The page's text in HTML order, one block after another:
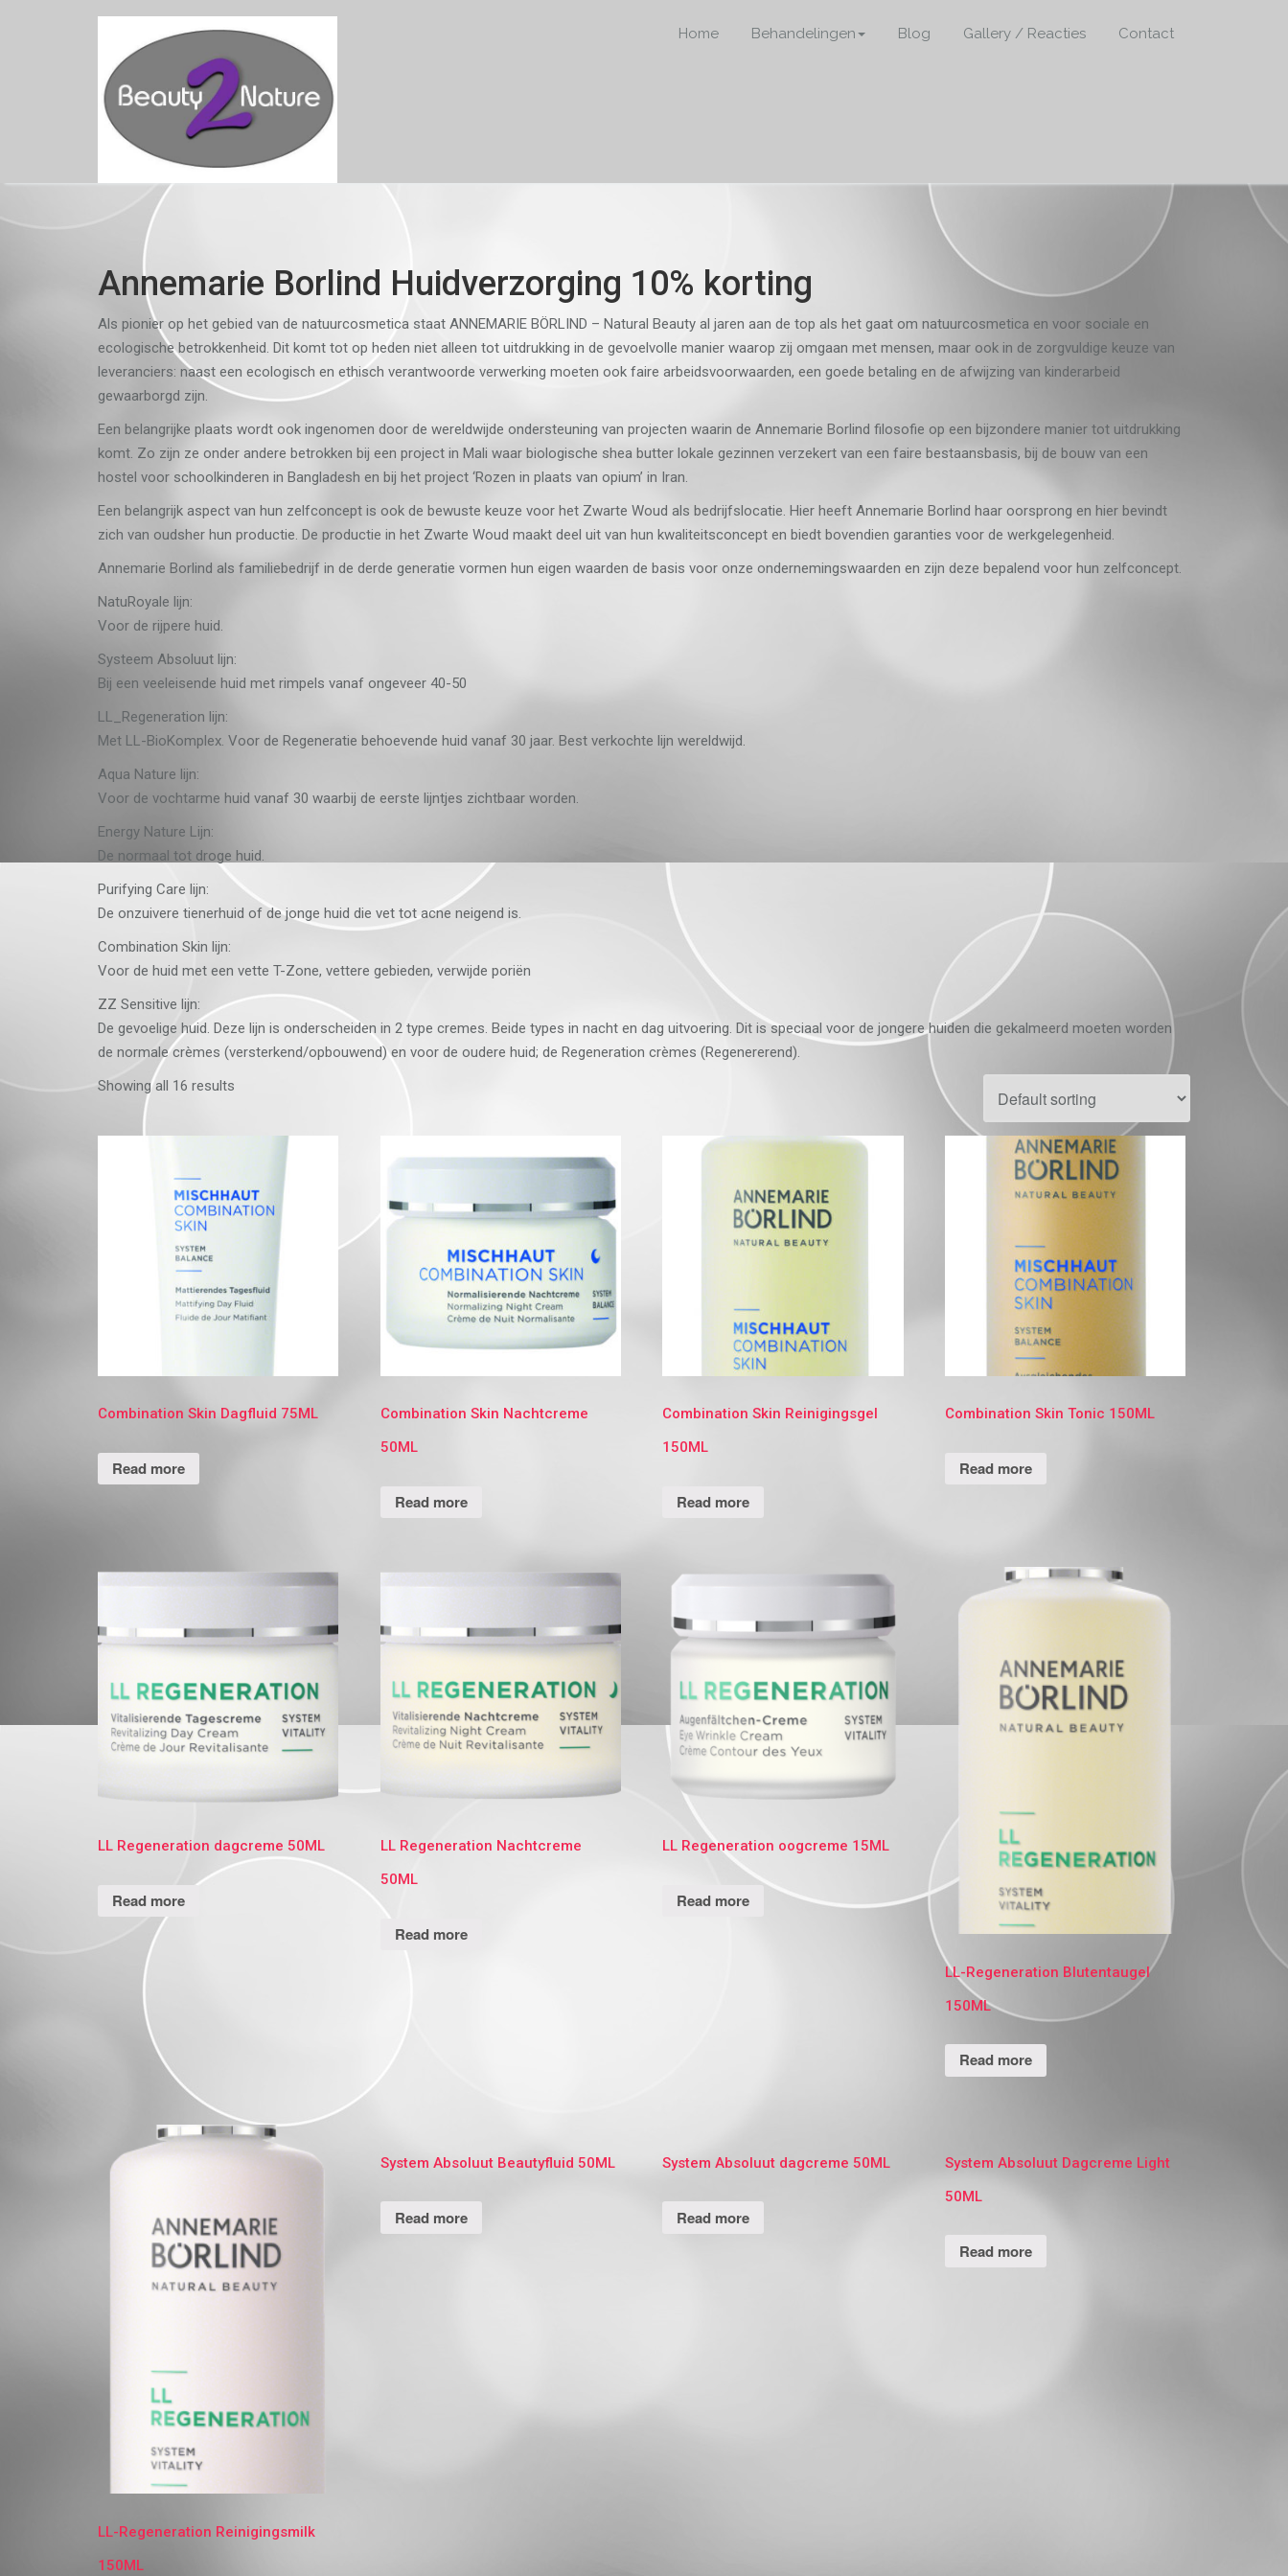
Home Behandelingen Blog Gallery / Reacties Contact
Annemarie Borlind Huidverzorging 10% korting
Als pionier op het gebied van de natuurcosmetica staat ANNEMARIE BÖRLIND – Natural Beauty al jaren aan de top als het gaat om natuurcosmetica en voor sociale en
ecologische betrokkenheid. Dit komt tot op heden niet alleen tot uitdrukking in de gevoelvolle manier waarop zij omgaan met mensen, maar ook in de zorgvuldige keuze van
leveranciers: naast een ecologisch en ethisch verantwoorde verwerking moeten ook faire arbeidsvoorwaarden, een goede betaling en de afwijzing van kinderarbeid
gewaarborgd zijn.
Een belangrijke plaats wordt ook ingenomen door de wereldwijde ondersteuning van projecten waarin de Annemarie Borlind filosofie op een bijzondere manier tot uitdrukking
komt. Zo zijn ze onder andere betrokken bij een project in Mali waar biologische shea butter lokale gezinnen verzekert van een faire bestaansbasis, bij de bouw van een
hostel voor schoolkinderen in Bangladesh en bij het project ‘Rozen in plaats van opium’ in Iran.
Een belangrijk aspect van hun zelfconcept is ook de bewuste keuze voor het Zwarte Woud als bedrijfslocatie. Hier heeft Annemarie Borlind haar oorsprong en hier bevindt
zich van oudsher hun productie. De productie in het Zwarte Woud maakt deel uit van hun kwaliteitsconcept en biedt bovendien garanties voor de werkgelegenheid.
Annemarie Borlind als familiebedrijf in de derde generatie vormen hun eigen waarden de basis voor onze ondernemingswaarden en zijn deze bepalend voor hun zelfconcept.
NatuRoyale lijn:
Voor de rijpere huid.
Systeem Absoluut lijn:
Bij een veeleisende huid met rimpels vanaf ongeveer 40-50
LL_Regeneration lijn:
Met LL-BioKomplex. Voor de Regeneratie behoevende huid vanaf 30 jaar. Best verkochte lijn wereldwijd.
Aqua Nature lijn:
Voor de vochtarme huid vanaf 30 waarbij de eerste lijntjes zichtbaar worden.
Energy Nature Lijn:
De normaal tot droge huid.
Purifying Care lijn:
De onzuivere tienerhuid of de jonge huid die vet tot acne neigend is.
Combination Skin lijn:
Voor de huid met een vette T-Zone, vettere gebieden, verwijde poriën
ZZ Sensitive lijn:
De gevoelige huid. Deze lijn is onderscheiden in 2 type cremes. Beide types in nacht en dag uitvoering. Dit is speciaal voor de jongere huiden die gekalmeerd moeten worden
de normale crèmes (versterkend/opbouwend) en voor de oudere huid; de Regeneration crèmes (Regenererend).
Showing all 16 results
Combination Skin Dagfluid 75ML
Read more
Combination Skin Nachtcreme
50ML
Read more
Combination Skin Reinigingsgel
150ML
Read more
Combination Skin Tonic 150ML
Read more
LL Regeneration dagcreme 50ML
Read more
LL Regeneration Nachtcreme
50ML
Read more
LL Regeneration oogcreme 15ML
Read more
LL-Regeneration Blutentaugel
150ML
Read more
LL-Regeneration Reinigingsmilk
150ML
System Absoluut Beautyfluid 50ML
Read more
System Absoluut dagcreme 50ML
Read more
System Absoluut Dagcreme Light
50ML
Read more